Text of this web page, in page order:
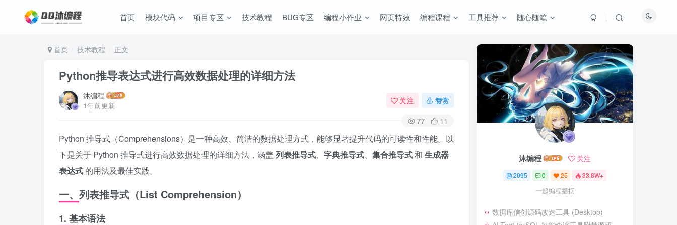
首页 模块代码 项目专区 技术教程 BUG专区 编程小作业 网页特效 编程课程 工具推荐 随心随笔
首页 技术教程 正文
Python推导表达式进行高效数据处理的详细方法
沐编程
1年前更新
关注 赞赏
77 11
Python 推导式（Comprehensions）是一种高效、简洁的数据处理方式，能够显著提升代码的可读性和性能。以
下是关于 Python 推导式进行高效数据处理的详细方法，涵盖 列表推导式、 字典推导式、 集合推导式和 生成器
表达式 的用法及最佳实践。
一、列表推导式（List Comprehension）
1. 基本语法
沐编程 关注
2095 0 25 33.8W+
一起编程摇摆
数据库信创源码改造工具 (Desktop)